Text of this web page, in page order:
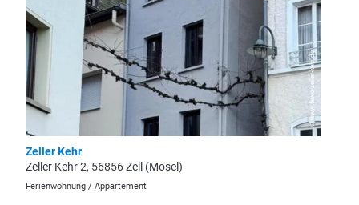
© www.fewo-zeller-kehr.de
Zeller Kehr
Zeller Kehr 2, 56856 Zell (Mosel)
Ferienwohnung / Appartement